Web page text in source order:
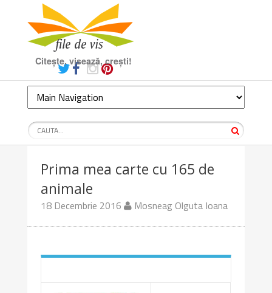
Citește, visează, crești!
Prima mea carte cu 165 de
animale
18 Decembrie 2016 Mosneag Olguta Ioana